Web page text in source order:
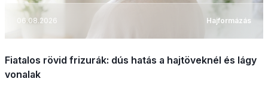
06.08.2026 Hajformázás
Fiatalos rövid frizurák: dús hatás a hajtöveknél és lágy
vonalak